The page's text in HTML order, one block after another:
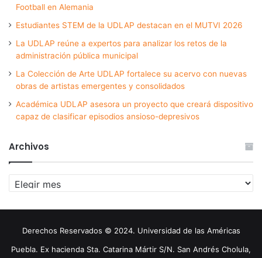
Football en Alemania
Estudiantes STEM de la UDLAP destacan en el MUTVI 2026
La UDLAP reúne a expertos para analizar los retos de la
administración pública municipal
La Colección de Arte UDLAP fortalece su acervo con nuevas
obras de artistas emergentes y consolidados
Académica UDLAP asesora un proyecto que creará dispositivo
capaz de clasificar episodios ansioso-depresivos
Archivos
Archivos
Derechos Reservados © 2024. Universidad de las Américas
Puebla. Ex hacienda Sta. Catarina Mártir S/N. San Andrés Cholula,